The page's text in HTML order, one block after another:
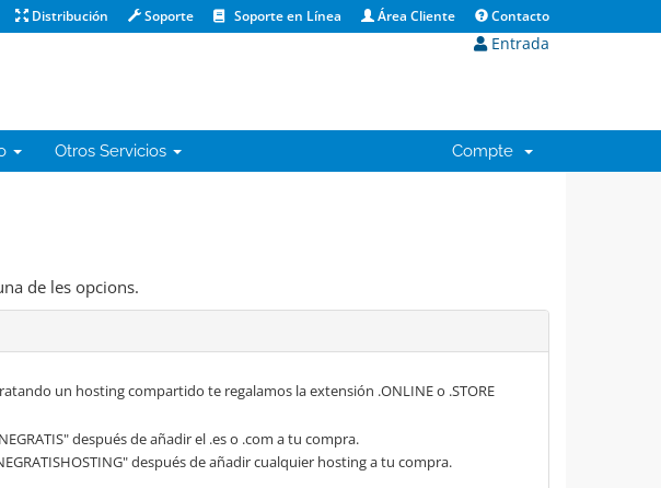
Distribución Soporte Soporte en Línea Área Cliente Contacto
Entrada
Otros Servicios Compte
de les opcions.
un hosting compartido te regalamos la extensión .ONLINE o .STORE
después de añadir el .es o .com a tu compra.
después de añadir cualquier hosting a tu compra.